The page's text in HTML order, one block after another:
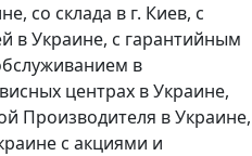
со склада в г. Киев, с
в Украине, с гарантийным
в
центрах в Украине,
Производителя в Украине,
с акциями и